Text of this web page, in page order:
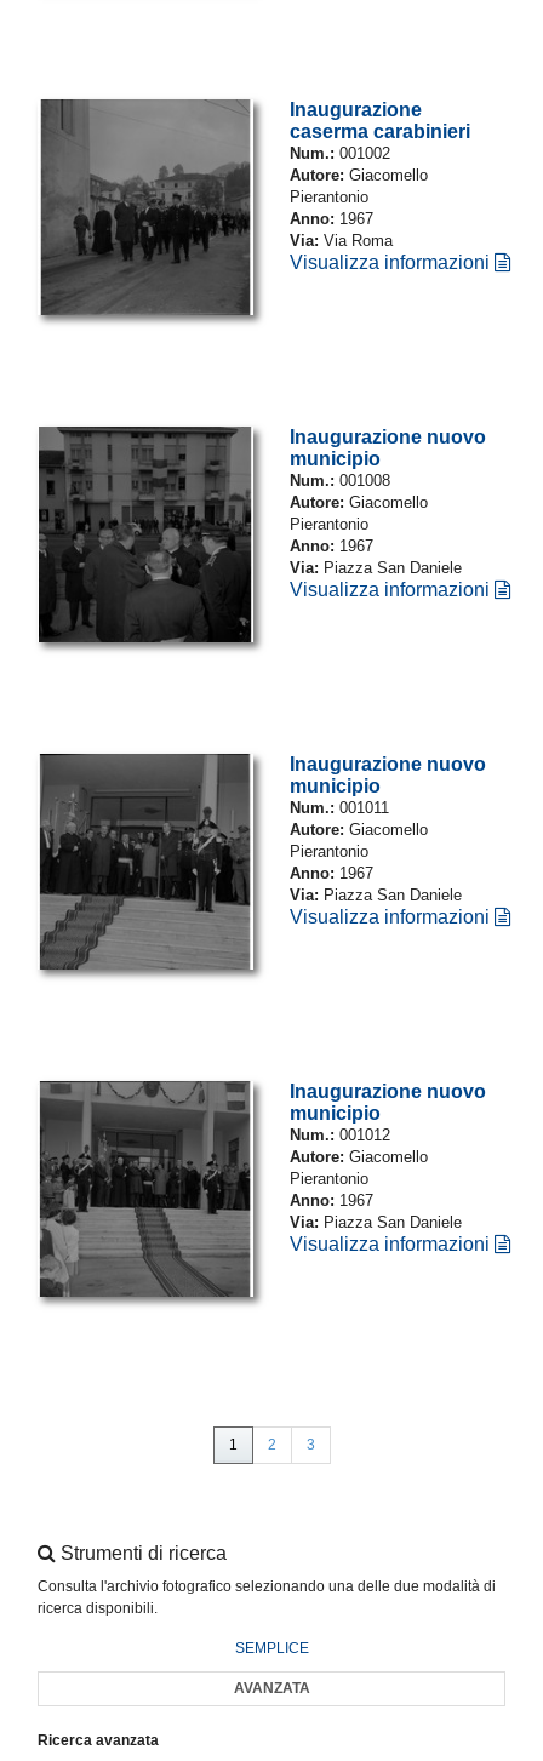
Inaugurazione
caserma carabinieri
Num.: 001002
Autore: Giacomello
Pierantonio
Anno: 1967
Via: Via Roma
Visualizza informazioni
Inaugurazione nuovo
municipio
Num.: 001008
Autore: Giacomello
Pierantonio
Anno: 1967
Via: Piazza San Daniele
Visualizza informazioni
Inaugurazione nuovo
municipio
Num.: 001011
Autore: Giacomello
Pierantonio
Anno: 1967
Via: Piazza San Daniele
Visualizza informazioni
Inaugurazione nuovo
municipio
Num.: 001012
Autore: Giacomello
Pierantonio
Anno: 1967
Via: Piazza San Daniele
Visualizza informazioni
1 2 3
Strumenti di ricerca
Consulta l'archivio fotografico selezionando una delle due modalità di
ricerca disponibili.
SEMPLICE
AVANZATA
Ricerca avanzata